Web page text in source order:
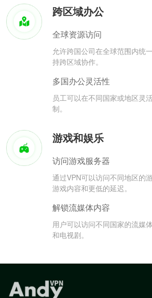
跨区域办公
全球资源访问
允许跨国公司在全球范围内统
持跨区域协作。
多国办公灵活性
员工可以在不同国家或地区灵
制。
游戏和娱乐
访问游戏服务器
通过VPN可以访问不同地区的
游戏内容和更低的延迟。
解锁流媒体内容
用户可以访问不同国家的流媒
和电视剧。